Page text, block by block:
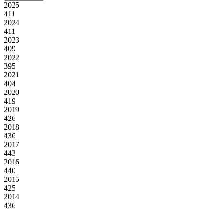
2025
411
2024
411
2023
409
2022
395
2021
404
2020
419
2019
426
2018
436
2017
443
2016
440
2015
425
2014
436